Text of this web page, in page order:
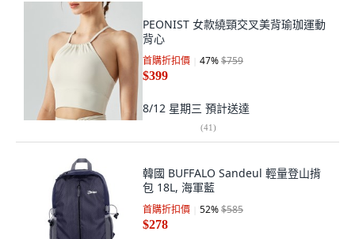
PEONIST 女款繞頸交叉美背瑜珈運動
背心
首購折扣價 47%$759
$399
8/12 星期三 預計送達
(41)
韓國 BUFFALO Sandeul 輕量登山揹
包 18L, 海軍藍
首購折扣價 52%$585
$278